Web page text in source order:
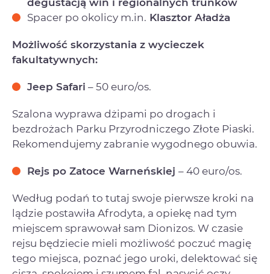
degustacją win i regionalnych trunków
Spacer po okolicy m.in. Klasztor Aładża
Możliwość skorzystania z wycieczek
fakultatywnych:
Jeep Safari – 50 euro/os.
Szalona wyprawa dżipami po drogach i
bezdrożach Parku Przyrodniczego Złote Piaski.
Rekomendujemy zabranie wygodnego obuwia.
Rejs po Zatoce Warneńskiej – 40 euro/os.
Według podań to tutaj swoje pierwsze kroki na
lądzie postawiła Afrodyta, a opiekę nad tym
miejscem sprawował sam Dionizos. W czasie
rejsu będziecie mieli możliwość poczuć magię
tego miejsca, poznać jego uroki, delektować się